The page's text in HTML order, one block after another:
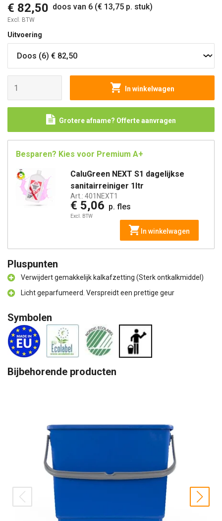
€ 82,50 doos van 6 (€ 13,75 p. stuk)
Excl. BTW
Uitvoering
In winkelwagen
Grotere afname? Offerte aanvragen
Besparen? Kies voor Premium A+
CaluGreen NEXT S1 dagelijkse
sanitairreiniger 1ltr
Art.: 401NEXT1
€ 5,06 p. fles
Excl. BTW
In winkelwagen
Pluspunten
Verwijdert gemakkelijk kalkafzetting (Sterk ontkalkmiddel)
Licht geparfumeerd. Verspreidt een prettige geur
Symbolen
Bijbehorende producten
prev next